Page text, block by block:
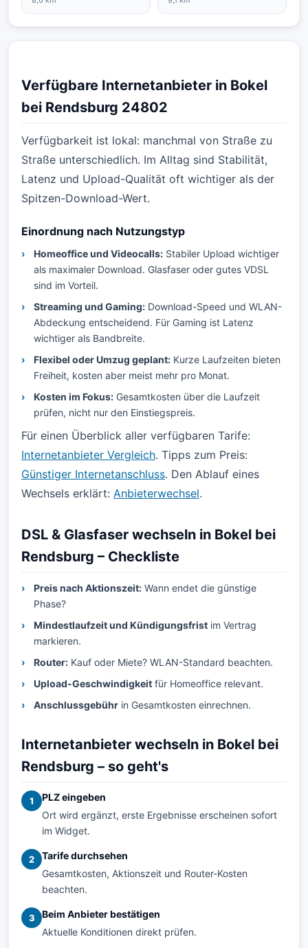
Verfügbare Internetanbieter in Bokel
bei Rendsburg 24802
Verfügbarkeit ist lokal: manchmal von Straße zu
Straße unterschiedlich. Im Alltag sind Stabilität,
Latenz und Upload-Qualität oft wichtiger als der
Spitzen-Download-Wert.
Einordnung nach Nutzungstyp
Homeoffice und Videocalls: Stabiler Upload wichtiger
als maximaler Download. Glasfaser oder gutes VDSL
sind im Vorteil.
Streaming und Gaming: Download-Speed und WLAN-
Abdeckung entscheidend. Für Gaming ist Latenz
wichtiger als Bandbreite.
Flexibel oder Umzug geplant: Kurze Laufzeiten bieten
Freiheit, kosten aber meist mehr pro Monat.
Kosten im Fokus: Gesamtkosten über die Laufzeit
prüfen, nicht nur den Einstiegspreis.
Für einen Überblick aller verfügbaren Tarife:
Internetanbieter Vergleich. Tipps zum Preis:
Günstiger Internetanschluss. Den Ablauf eines
Wechsels erklärt: Anbieterwechsel.
DSL & Glasfaser wechseln in Bokel bei
Rendsburg – Checkliste
Preis nach Aktionszeit: Wann endet die günstige
Phase?
Mindestlaufzeit und Kündigungsfrist im Vertrag
markieren.
Router: Kauf oder Miete? WLAN-Standard beachten.
Upload-Geschwindigkeit für Homeoffice relevant.
Anschlussgebühr in Gesamtkosten einrechnen.
Internetanbieter wechseln in Bokel bei
Rendsburg – so geht's
1
PLZ eingeben
Ort wird ergänzt, erste Ergebnisse erscheinen sofort
im Widget.
2
Tarife durchsehen
Gesamtkosten, Aktionszeit und Router-Kosten
beachten.
3
Beim Anbieter bestätigen
Aktuelle Konditionen direkt prüfen.